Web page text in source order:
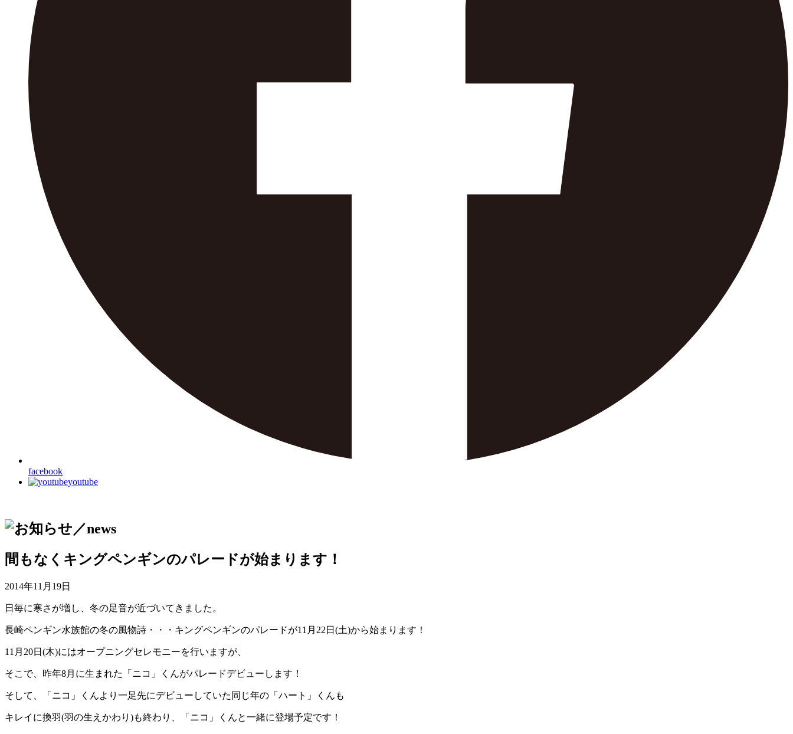
facebook
youtube
間もなくキングペンギンのパレードが始まります！
2014年11月19日
日毎に寒さが増し、冬の足音が近づいてきました。
長崎ペンギン水族館の冬の風物詩・・・キングペンギンのパレードが11月22日(土)から始まります！
11月20日(木)にはオープニングセレモニーを行いますが、
そこで、昨年8月に生まれた「ニコ」くんがパレードデビューします！
そして、「ニコ」くんより一足先にデビューしていた同じ年の「ハート」くんも
キレイに換羽(羽の生えかわり)も終わり、「ニコ」くんと一緒に登場予定です！